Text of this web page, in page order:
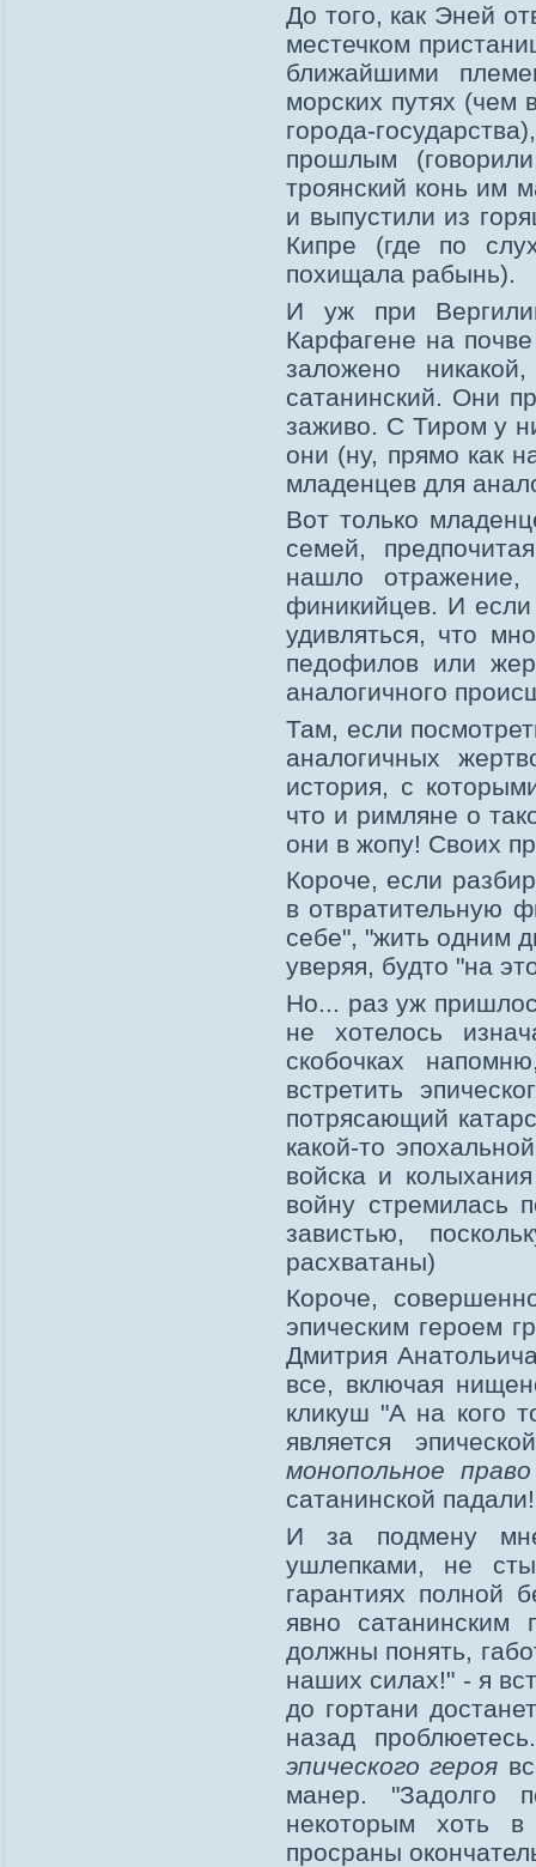
До того, как Эней
местечком
ближайшими
морских путях (чем
города-
прошлым
троянский конь им
и выпустили из
Кипре (где по
похищала рабынь).
И уж при
Карфагене на
заложено
сатанинский. Они
заживо. С Тиром у
они (ну, прямо как
младенцев для
Вот только
семей,
нашло
финикийцев. И если
удивляться, что
педофилов или
аналогичного
Там, если
аналогичных
история, с
что и римляне о
они в жопу! Своих
Короче, если
в отвратительную
себе", "жить одним
уверяя, будто "на
Но... раз уж
не хотелось
скобочках
встретить
потрясающий
какой-то
войска и
войну стремилась
завистью,
расхватаны)
Короче,
эпическим героем
Дмитрия
все, включая
кликуш "А на кого
является
монопольное право
сатанинской падали!
И за подмену
ушлепками, не
гарантиях полной
явно
должны понять,
наших силах!" - я
до гортани
назад
эпического героя
манер. "Задолго
некоторым хоть
просраны